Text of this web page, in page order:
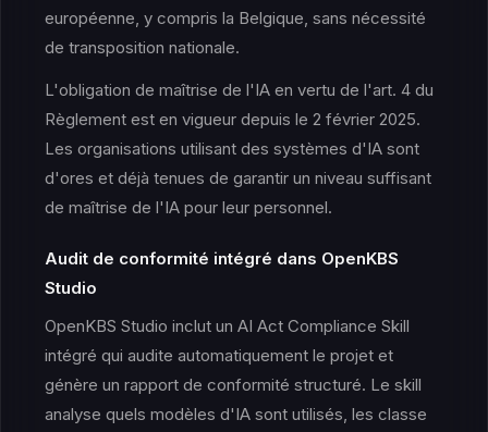
européenne, y compris la Belgique, sans nécessité
de transposition nationale.
L'obligation de maîtrise de l'IA en vertu de l'art. 4 du
Règlement est en vigueur depuis le 2 février 2025.
Les organisations utilisant des systèmes d'IA sont
d'ores et déjà tenues de garantir un niveau suffisant
de maîtrise de l'IA pour leur personnel.
Audit de conformité intégré dans OpenKBS
Studio
OpenKBS Studio inclut un AI Act Compliance Skill
intégré qui audite automatiquement le projet et
génère un rapport de conformité structuré. Le skill
analyse quels modèles d'IA sont utilisés, les classe